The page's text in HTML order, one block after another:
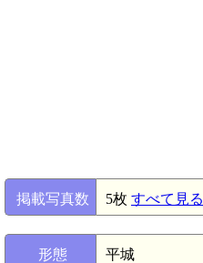
掲載写真数 5枚 すべて見る
形態 平城